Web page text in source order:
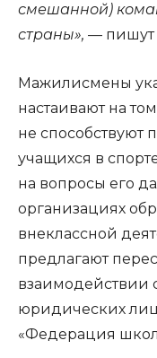
смешанной)
страны», — пишут
Мажилисмены
настаивают на
не
учащихся в
на вопросы его
организациях
внеклассной
предлагают
взаимодействии
юридических
«Федерация